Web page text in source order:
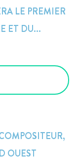
LE PREMIER
ET DU...
OUEST